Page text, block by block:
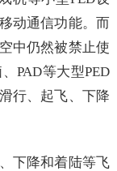
动通信功能。而
中仍然被禁止使
PAD等大型PED
行、起飞、下降
下降和着陆等飞